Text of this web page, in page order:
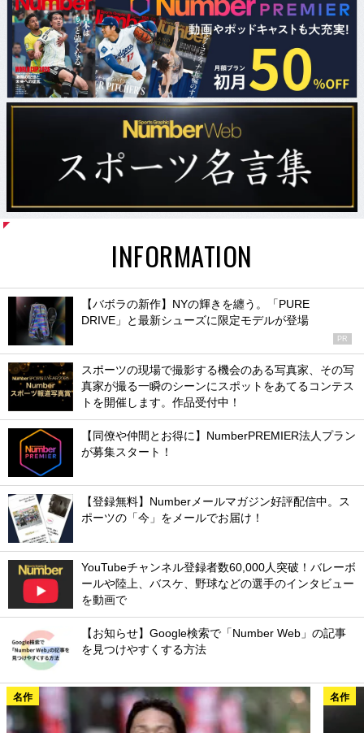
INFORMATION
【バボラの新作】NYの輝きを纏う。「PURE
DRIVE」と最新シューズに限定モデルが登場
PR
スポーツの現場で撮影する機会のある写真家、その写
真家が撮る一瞬のシーンにスポットをあてるコンテス
トを開催します。作品受付中！
【同僚や仲間とお得に】NumberPREMIER法人プラン
が募集スタート！
【登録無料】Numberメールマガジン好評配信中。ス
ポーツの「今」をメールでお届け！
YouTubeチャンネル登録者数60,000人突破！バレーボ
ールや陸上、バスケ、野球などの選手のインタビュー
を動画で
【お知らせ】Google検索で「Number Web」の記事
を見つけやすくする方法
名作 名作